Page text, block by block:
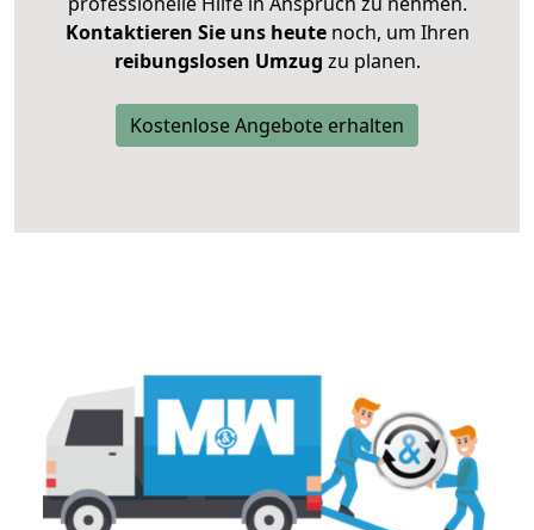
Kontaktieren Sie uns heutenoch, um Ihren
reibungslosen Umzug zu planen.
Kostenlose Angebote erhalten